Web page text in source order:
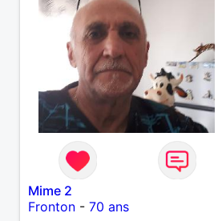
Mime 2
Fronton- 70 ans